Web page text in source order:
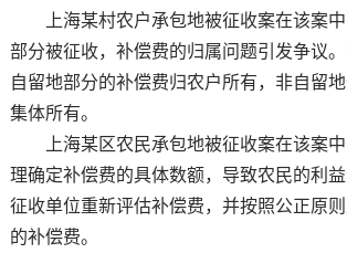
上海某村农户承包地被征收案在该案中
部分被征收，补偿费的归属问题引发争议。
自留地部分的补偿费归农户所有，非自留
集体所有。
上海某区农民承包地被征收案在该案中
理确定补偿费的具体数额，导致农民的利
征收单位重新评估补偿费，并按照公正原
的补偿费。